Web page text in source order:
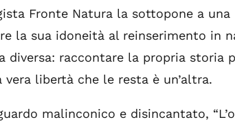
Fronte Natura la sottopone a
la sua idoneità al reinserimento in
diversa: raccontare la propria storia
vera libertà che le resta è un’altra.
malinconico e disincantato,